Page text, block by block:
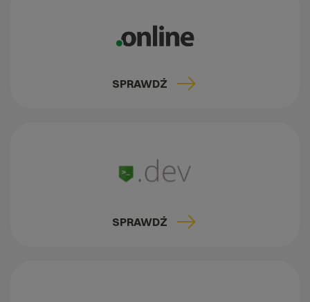
SPRAWDŹ
SPRAWDŹ